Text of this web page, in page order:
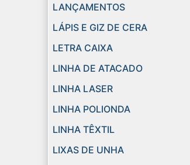
LANÇAMENTOS
LÁPIS E GIZ DE CERA
LETRA CAIXA
LINHA DE ATACADO
LINHA LASER
LINHA POLIONDA
LINHA TÊXTIL
LIXAS DE UNHA